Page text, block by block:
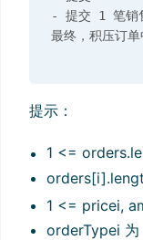
- 提交 1 笔销
提示：
1 <=
1 <= pricei,
orderTypei 为